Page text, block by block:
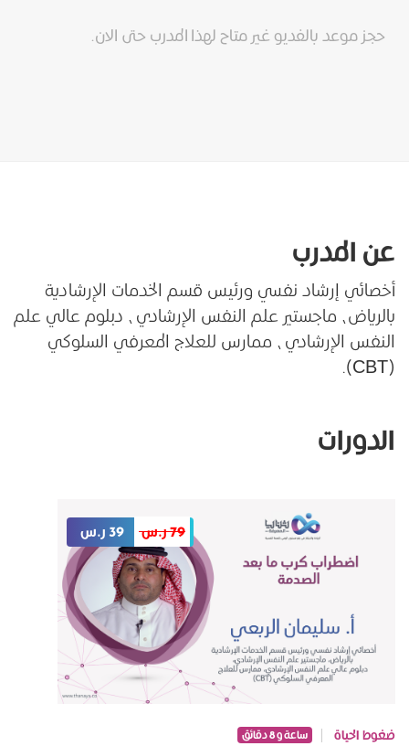
حجز موعد بالفديو غير متاح لهذا المدرب حتى الان.
عن المدرب
أخصائي إرشاد نفسي ورئيس قسم الخدمات الإرشادية
بالرياض، ماجستير علم النفس الإرشادي، دبلوم عالي علم
النفس الإرشادي، ممارس للعلاج المعرفي السلوكي
(CBT).
الدورات
79 ر.س 39 ر.س
ضغوط الحياة ساعة و 8 دقائق